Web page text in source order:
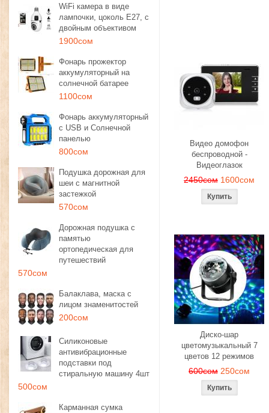
WiFi камера в виде
лампочки, цоколь E27, с
двойным объективом
1900сом
Фонарь прожектор
аккумуляторный на
солнечной батарее
1100сом
Фонарь аккумуляторный
с USB и Солнечной
панелью
800сом
Подушка дорожная для
шеи с магнитной
застежкой
570сом
Дорожная подушка с
памятью
ортопедическая для
путешествий
570сом
Балаклава, маска с
лицом знаменитостей
200сом
Силиконовые
антивибрационные
подставки под
стиральную машину 4шт
500сом
Карманная сумка
Видео домофон
беспроводной -
Видеоглазок
2450сом 1600сом
Диско-шар
цветомузыкальный 7
цветов 12 режимов
600сом 250сом